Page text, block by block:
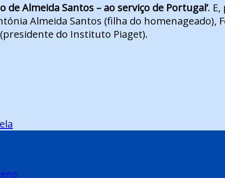
de Almeida Santos – ao serviço de Portugal’.
Almeida Santos (filha do homenageado),
do Instituto Piaget).